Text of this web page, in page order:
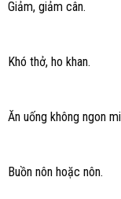
Giảm, giảm cân.
Khó thở, ho khan.
Ăn uống không ngon
Buồn nôn hoặc nôn.